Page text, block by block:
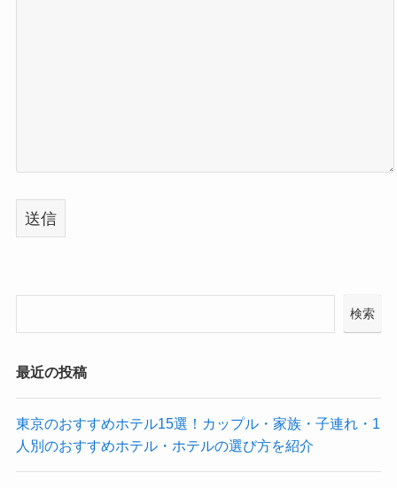
検索
最近の投稿
東京のおすすめホテル15選！カップル・家族・子連れ・1
人別のおすすめホテル・ホテルの選び方を紹介